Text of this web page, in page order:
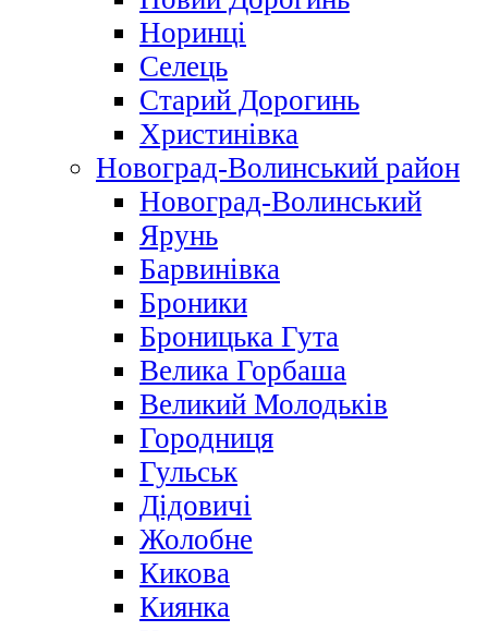
Норинці
Селець
Старий Дорогинь
Христинівка
Новоград-Волинський район
Новоград-Волинський
Ярунь
Барвинівка
Броники
Броницька Гута
Велика Горбаша
Великий Молодьків
Городниця
Гульськ
Дідовичі
Жолобне
Кикова
Киянка